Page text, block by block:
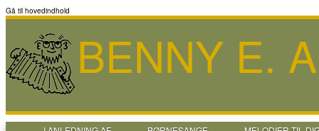
Gå til hovedindhold
BENNY E.